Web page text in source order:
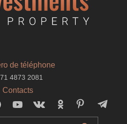
de téléphone
4873 2081
Contacts